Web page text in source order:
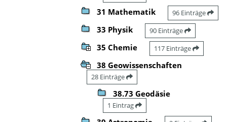
31 Mathematik 96 Einträge
33 Physik 90 Einträge
35 Chemie 117 Einträge
38 Geowissenschaften
28 Einträge
38.73 Geodäsie
1 Eintrag